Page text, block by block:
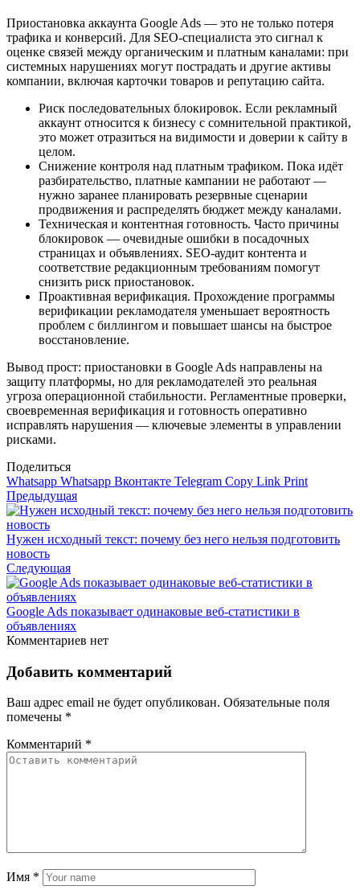
Приостановка аккаунта Google Ads — это не только потеря
трафика и конверсий. Для SEO‑специалиста это сигнал к
оценке связей между органическим и платным каналами: при
системных нарушениях могут пострадать и другие активы
компании, включая карточки товаров и репутацию сайта.
Риск последовательных блокировок. Если рекламный
аккаунт относится к бизнесу с сомнительной практикой,
это может отразиться на видимости и доверии к сайту в
целом.
Снижение контроля над платным трафиком. Пока идёт
разбирательство, платные кампании не работают —
нужно заранее планировать резервные сценарии
продвижения и распределять бюджет между каналами.
Техническая и контентная готовность. Часто причины
блокировок — очевидные ошибки в посадочных
страницах и объявлениях. SEO‑аудит контента и
соответствие редакционным требованиям помогут
снизить риск приостановок.
Проактивная верификация. Прохождение программы
верификации рекламодателя уменьшает вероятность
проблем с биллингом и повышает шансы на быстрое
восстановление.
Вывод прост: приостановки в Google Ads направлены на
защиту платформы, но для рекламодателей это реальная
угроза операционной стабильности. Регламентные проверки,
своевременная верификация и готовность оперативно
исправлять нарушения — ключевые элементы в управлении
рисками.
Поделиться
Whatsapp Whatsapp Вконтакте Telegram Copy Link Print
Предыдущая
Нужен исходный текст: почему без него нельзя подготовить
новость
Следующая
Google Ads показывает одинаковые веб‑статистики в
объявлениях
Комментариев нет
Добавить комментарий
Ваш адрес email не будет опубликован. Обязательные поля
помечены *
Комментарий *
Имя *